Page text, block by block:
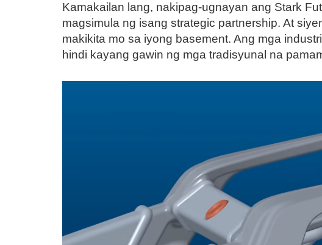
Kamakailan lang, nakipag-ugnayan ang Stark
magsimula ng isang strategic partnership. At
makikita mo sa iyong basement. Ang mga
hindi kayang gawin ng mga tradisyunal na